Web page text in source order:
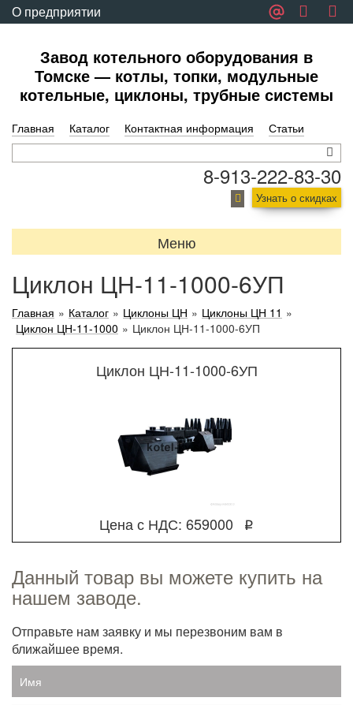
О предприятии
Завод котельного оборудования в
Томске — котлы, топки, модульные
котельные, циклоны, трубные системы
Главная Каталог Контактная информация Статьи
8-913-222-83-30
Узнать о скидках
Меню
Циклон ЦН-11-1000-6УП
Главная » Каталог » Циклоны ЦН » Циклоны ЦН 11 »
Циклон ЦН-11-1000 » Циклон ЦН-11-1000-6УП
Циклон ЦН-11-1000-6УП
Цена с НДС: 659000 q
Данный товар вы можете купить на
нашем заводе.
Отправьте нам заявку и мы перезвоним вам в
ближайшее время.
Имя